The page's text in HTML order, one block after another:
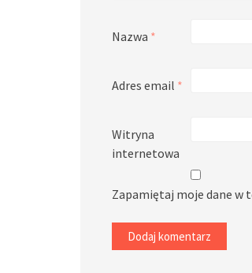
Nazwa *
Adres email *
Witryna
internetowa
Zapamiętaj moje dane w